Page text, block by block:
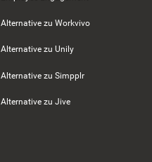
Alternative zu Workvivo
Alternative zu Unily
Alternative zu Simpplr
Alternative zu Jive